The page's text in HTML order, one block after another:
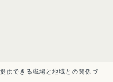
供できる職場と地域との関係づ